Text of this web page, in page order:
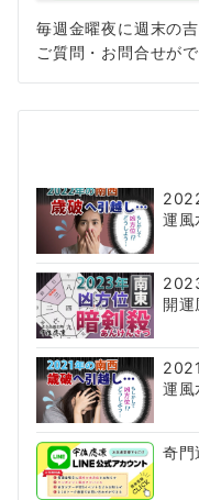
毎週金曜夜に週末の
ご質問・お問合せが
運風
開
運
奇門